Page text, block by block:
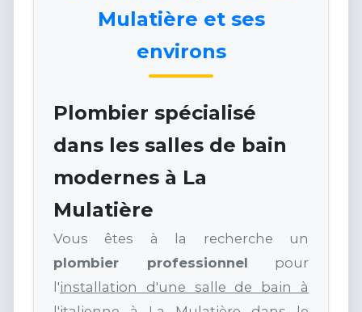
Mulatière et ses
environs
Plombier spécialisé
dans les salles de bain
modernes à La
Mulatière
Vous êtes à la recherche un
plombier professionnel pour
l'installation d'une salle de bain à